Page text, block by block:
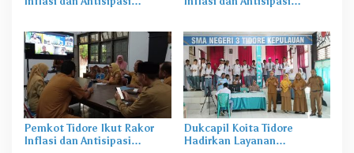
Pemkot Tidore Ikut Rakor
Inflasi dan Antisipasi
Dukcapil Koita Tidore
Hadirkan Layanan